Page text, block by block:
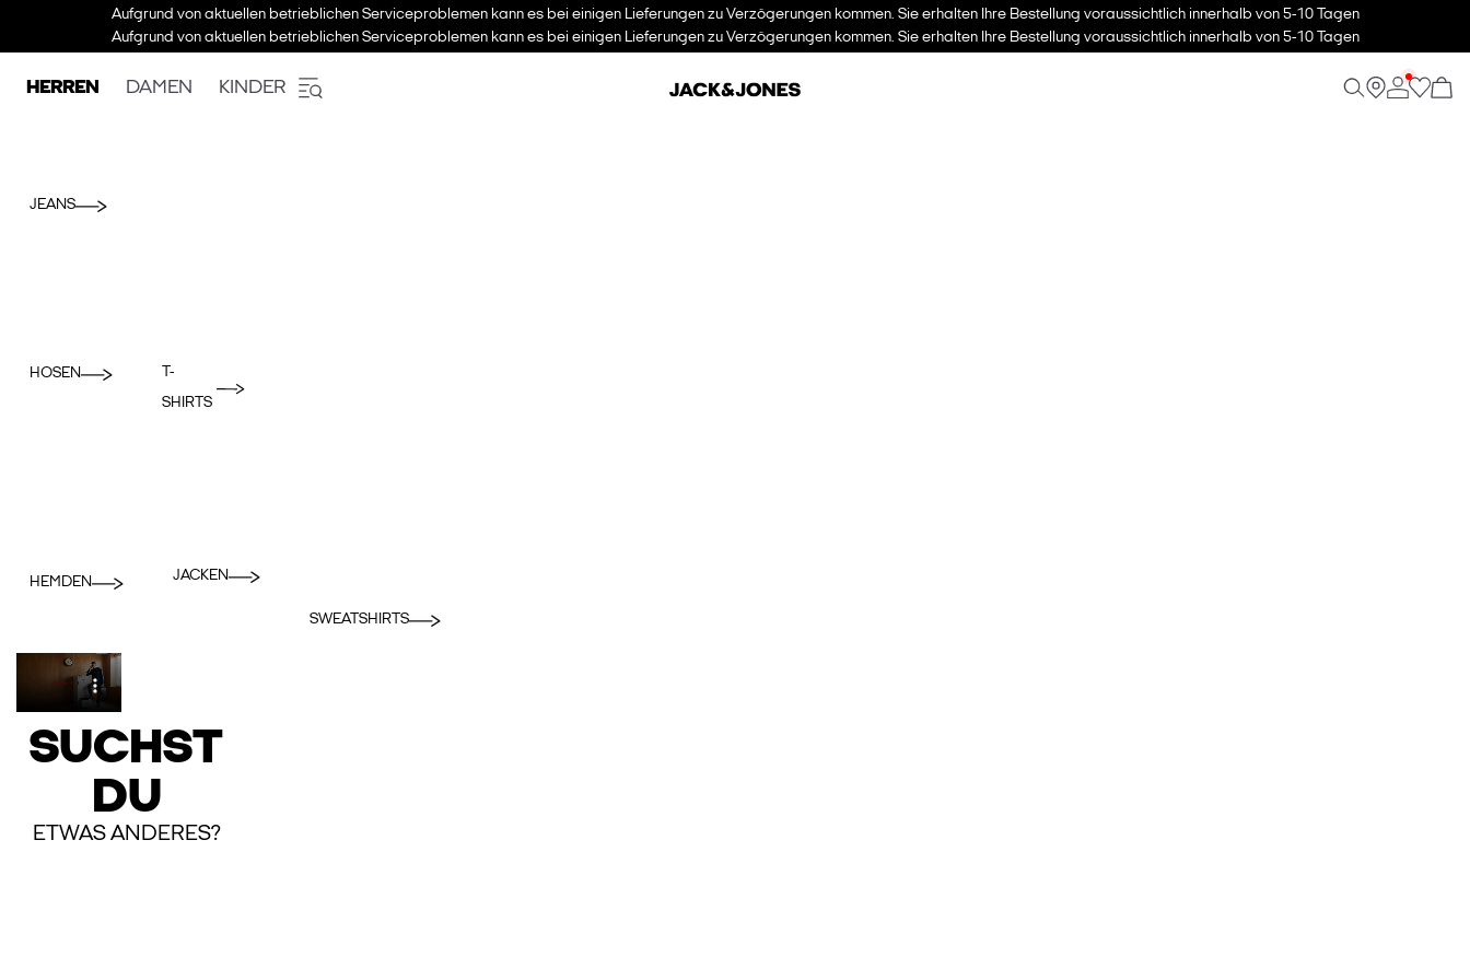
Aufgrund von aktuellen betrieblichen Serviceproblemen kann es bei einigen Lieferungen zu Verzögerungen kommen. Sie erhalten Ihre Bestellung voraussichtlich innerhalb von 5-10 Tagen
Aufgrund von aktuellen betrieblichen Serviceproblemen kann es bei einigen Lieferungen zu Verzögerungen kommen. Sie erhalten Ihre Bestellung voraussichtlich innerhalb von 5-10 Tagen
HERREN DAMEN KINDER
JEANS
HOSEN
T-
SHIRTS
HEMDEN JACKEN
SWEATSHIRTS
SUCHST
DU
ETWAS ANDERES?